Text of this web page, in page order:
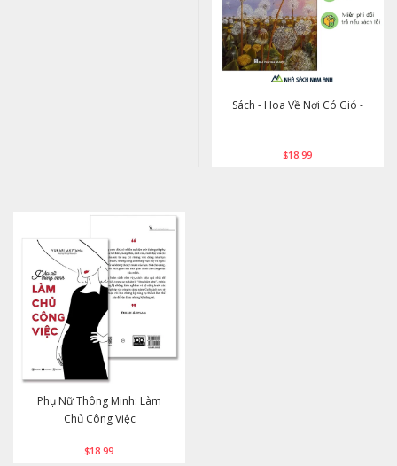
Sách - Hoa Về Nơi Có Gió -
$18.99
Phụ Nữ Thông Minh: Làm
Chủ Công Việc
$18.99